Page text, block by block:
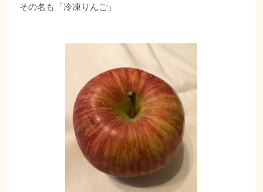
その名も「冷凍りんご」